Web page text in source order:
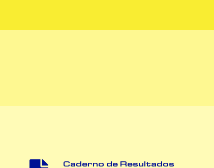
Caderno de Resultados